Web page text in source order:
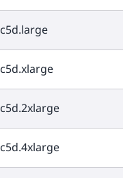
c5d.large
c5d.xlarge
c5d.2xlarge
c5d.4xlarge